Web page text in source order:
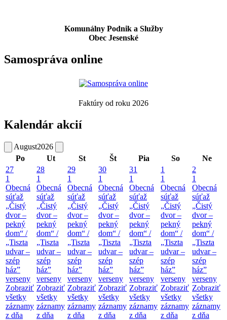
Komunálny Podnik a Služby
Obec Jesenské
Samospráva online
Faktúry od roku 2026
Kalendár akcií
August2026
Po
Ut St Št Pia So
Ne
27
1
Obecná
súťaž
„Čistý
dvor –
pekný
dom“ /
„Tiszta
udvar –
szép
ház”
verseny
Zobraziť
všetky
záznamy
z dňa
28
1
Obecná
súťaž
„Čistý
dvor –
pekný
dom“ /
„Tiszta
udvar –
szép
ház”
verseny
Zobraziť
všetky
záznamy
z dňa
29
1
Obecná
súťaž
„Čistý
dvor –
pekný
dom“ /
„Tiszta
udvar –
szép
ház”
verseny
Zobraziť
všetky
záznamy
z dňa
30
1
Obecná
súťaž
„Čistý
dvor –
pekný
dom“ /
„Tiszta
udvar –
szép
ház”
verseny
Zobraziť
všetky
záznamy
z dňa
31
1
Obecná
súťaž
„Čistý
dvor –
pekný
dom“ /
„Tiszta
udvar –
szép
ház”
verseny
Zobraziť
všetky
záznamy
z dňa
1
1
Obecná
súťaž
„Čistý
dvor –
pekný
dom“ /
„Tiszta
udvar –
szép
ház”
verseny
Zobraziť
všetky
záznamy
z dňa
2
1
Obecná
súťaž
„Čistý
dvor –
pekný
dom“ /
„Tiszta
udvar –
szép
ház”
verseny
Zobraziť
všetky
záznamy
z dňa